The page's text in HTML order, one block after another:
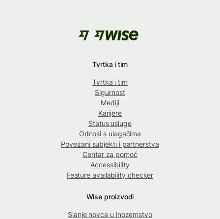
Tvrtka i tim
Tvrtka i tim
Sigurnost
Mediji
Karijere
Status usluge
Odnosi s ulagačima
Povezani subjekti i partnerstva
Centar za pomoć
Accessibility
Feature availability checker
Wise proizvodi
Slanje novca u inozemstvo